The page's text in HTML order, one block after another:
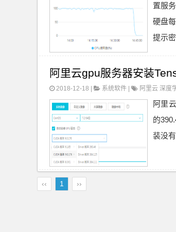
置服
硬盘
提示
阿里云gpu服务器安装
2018-12-18 | 系统软件 阿里云 深度
阿里
的
装没
‹‹ 1 ››